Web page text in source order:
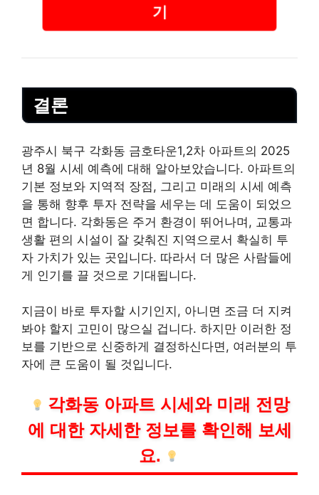
기
결론
광주시 북구 각화동 금호타운1,2차 아파트의 2025
년 8월 시세 예측에 대해 알아보았습니다. 아파트의
기본 정보와 지역적 장점, 그리고 미래의 시세 예측
을 통해 향후 투자 전략을 세우는 데 도움이 되었으
면 합니다. 각화동은 주거 환경이 뛰어나며, 교통과
생활 편의 시설이 잘 갖춰진 지역으로서 확실히 투
자 가치가 있는 곳입니다. 따라서 더 많은 사람들에
게 인기를 끌 것으로 기대됩니다.
지금이 바로 투자할 시기인지, 아니면 조금 더 지켜
봐야 할지 고민이 많으실 겁니다. 하지만 이러한 정
보를 기반으로 신중하게 결정하신다면, 여러분의 투
자에 큰 도움이 될 것입니다.
각화동 아파트 시세와 미래 전망
에 대한 자세한 정보를 확인해 보세
요.